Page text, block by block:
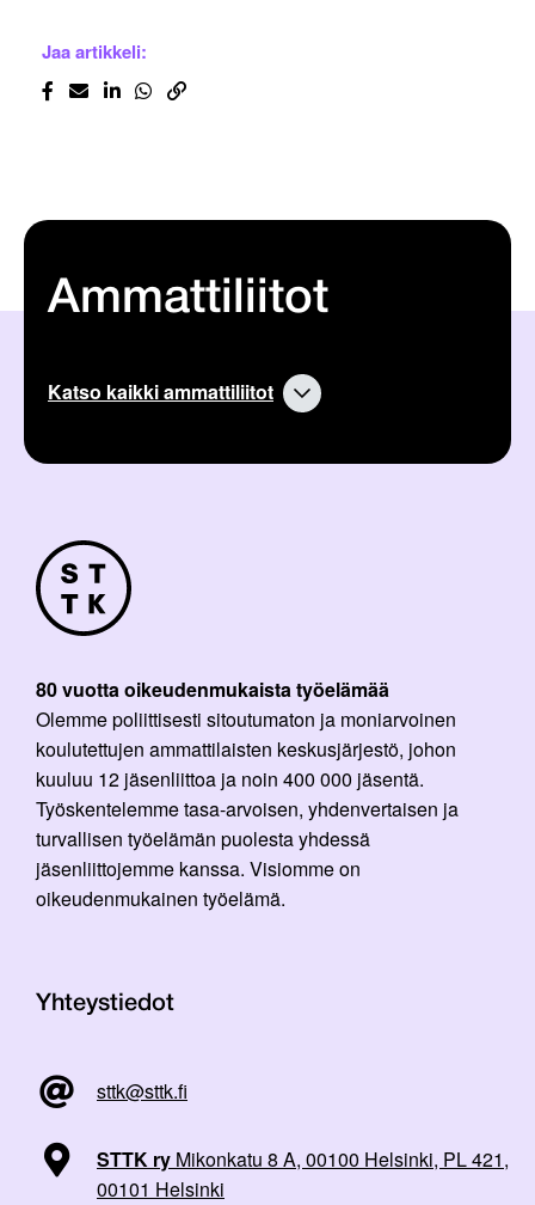
Jaa artikkeli:
Ammattiliitot
Katso kaikki ammattiliitot
80 vuotta oikeudenmukaista työelämää
Olemme poliittisesti sitoutumaton ja moniarvoinen
koulutettujen ammattilaisten keskusjärjestö, johon
kuuluu 12 jäsenliittoa ja noin 400 000 jäsentä.
Työskentelemme tasa-arvoisen, yhdenvertaisen ja
turvallisen työelämän puolesta yhdessä
jäsenliittojemme kanssa. Visiomme on
oikeudenmukainen työelämä.
Yhteystiedot
sttk@sttk.fi
STTK ry Mikonkatu 8 A, 00100 Helsinki, PL 421,
00101 Helsinki